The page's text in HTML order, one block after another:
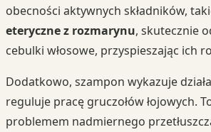
obecności aktywnych składników,
eteryczne z rozmarynu, skutecznie
cebulki włosowe, przyspieszając ich
Dodatkowo, szampon wykazuje
reguluje pracę gruczołów łojowych.
problemem nadmiernego